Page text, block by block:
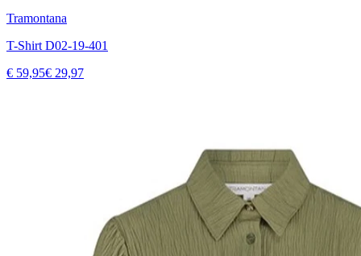
Tramontana
T-Shirt D02-19-401
€ 59,95€ 29,97